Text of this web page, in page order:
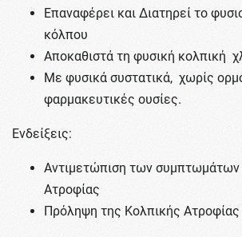
Επαναφέρει και Διατηρεί το
κόλπου
Αποκαθιστά τη φυσική κολπική
Με φυσικά συστατικά, χωρίς
φαρμακευτικές ουσίες.
Ενδείξεις:
Αντιμετώπιση των συμπτωμάτων
Ατροφίας
Πρόληψη της Κολπικής Ατροφίας